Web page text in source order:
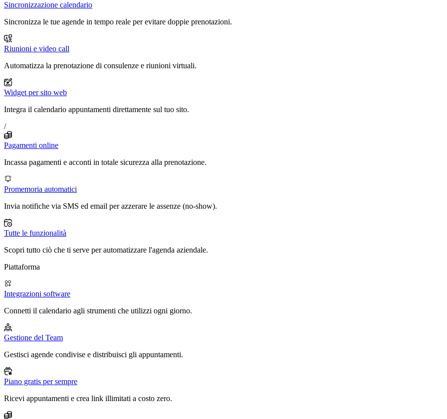
Sincronizzazione calendario
Sincronizza le tue agende in tempo reale per evitare doppie prenotazioni.
Riunioni e video call
Automatizza la prenotazione di consulenze e riunioni virtuali.
Widget per sito web
Integra il calendario appuntamenti direttamente sul tuo sito.
/
Pagamenti online
Incassa pagamenti e acconti in totale sicurezza alla prenotazione.
Promemoria automatici
Invia notifiche via SMS ed email per azzerare le assenze (no-show).
Tutte le funzionalità
Scopri tutto ciò che ti serve per automatizzare l'agenda aziendale.
Piattaforma
Integrazioni software
Connetti il calendario agli strumenti che utilizzi ogni giorno.
Gestione del Team
Gestisci agende condivise e distribuisci gli appuntamenti.
Piano gratis per sempre
Ricevi appuntamenti e crea link illimitati a costo zero.